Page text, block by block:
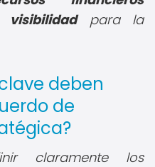
visibilidadpara la
deben
de
claramente los